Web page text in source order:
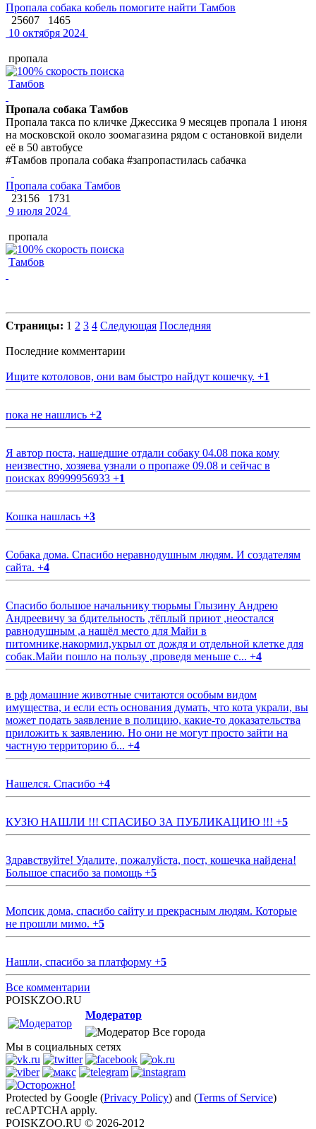
Пропала собака кобель помогите найти Тамбов
25607
1465
10 октября 2024
пропала
Тамбов
Пропала собака Тамбов
Пропала такса по кличке Джессика 9 месяцев пропала 1 июня
на московской около зоомагазина рядом с остановкой видели
её в 50 автобусе
#Тамбов пропала собака #запропастилась сабачка
Пропала собака Тамбов
23156
1731
9 июля 2024
пропала
Тамбов
Страницы: 1 2 3 4 Следующая Последняя
Последние комментарии
Ищите котоловов, они вам быстро найдут кошечку. +1
пока не нашлись +2
Я автор поста, нашедшие отдали собаку 04.08 пока кому
неизвестно, хозяева узнали о пропаже 09.08 и сейчас в
поисках 89999956933 +1
Кошка нашлась +3
Собака дома. Спасибо неравнодушным людям. И создателям
сайта. +4
Спасибо большое начальнику тюрьмы Глызину Андрею
Андреевичу за бдительность ,тёплый приют ,неостался
равнодушным ,а нашёл место для Майи в
питомнике,накормил,укрыл от дождя и отдельной клетке для
собак.Майи пошло на пользу ,проведя меньше с... +4
в рф домашние животные считаются особым видом
имущества, и если есть основания думать, что кота украли, вы
может подать заявление в полицию, какие-то доказательства
приложить к заявлению. Но они не могут просто зайти на
частную территорию б... +4
Нашелся. Спасибо +4
КУЗЮ НАШЛИ !!! СПАСИБО ЗА ПУБЛИКАЦИЮ !!! +5
Здравствуйте! Удалите, пожалуйста, пост, кошечка найдена!
Большое спасибо за помощь +5
Мопсик дома, спасибо сайту и прекрасным людям. Которые
не прошли мимо. +5
Нашли, спасибо за платформу +5
Все комментарии
POISKZOO.RU
Модератор
Все города
Мы в социальных сетях
Protected by Google (Privacy Policy) and (Terms of Service)
reCAPTCHA apply.
POISKZOO.RU © 2026-2012